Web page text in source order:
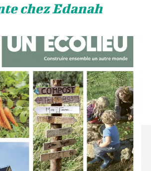
chez Edanah